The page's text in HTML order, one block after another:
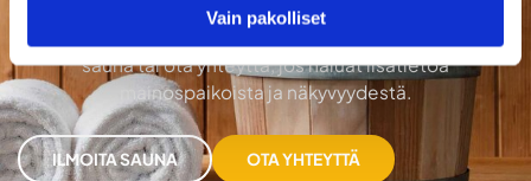
Vain pakolliset
Lisää saunasi Saunavuokraus.fi-palveluun ja tavoita
sauna tai ota yhteyttä, jos haluat lisätietoa
mainospaikoista ja näkyvyydestä.
ILMOITA SAUNA OTA YHTEYTTÄ